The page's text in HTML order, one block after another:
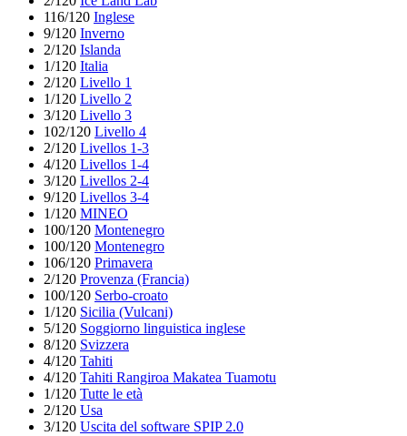
116/120 Inglese
9/120 Inverno
2/120 Islanda
1/120 Italia
2/120 Livello 1
1/120 Livello 2
3/120 Livello 3
102/120 Livello 4
2/120 Livellos 1-3
4/120 Livellos 1-4
3/120 Livellos 2-4
9/120 Livellos 3-4
1/120 MINEO
100/120 Montenegro
100/120 Montenegro
106/120 Primavera
2/120 Provenza (Francia)
100/120 Serbo-croato
1/120 Sicilia (Vulcani)
5/120 Soggiorno linguistica inglese
8/120 Svizzera
4/120 Tahiti
4/120 Tahiti Rangiroa Makatea Tuamotu
1/120 Tutte le età
2/120 Usa
3/120 Uscita del software SPIP 2.0